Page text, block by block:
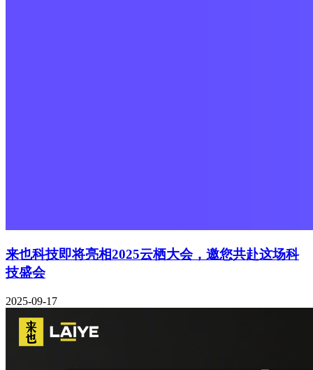
来也科技即将亮相2025云栖大会，邀您共赴这场科
技盛会
2025-09-17